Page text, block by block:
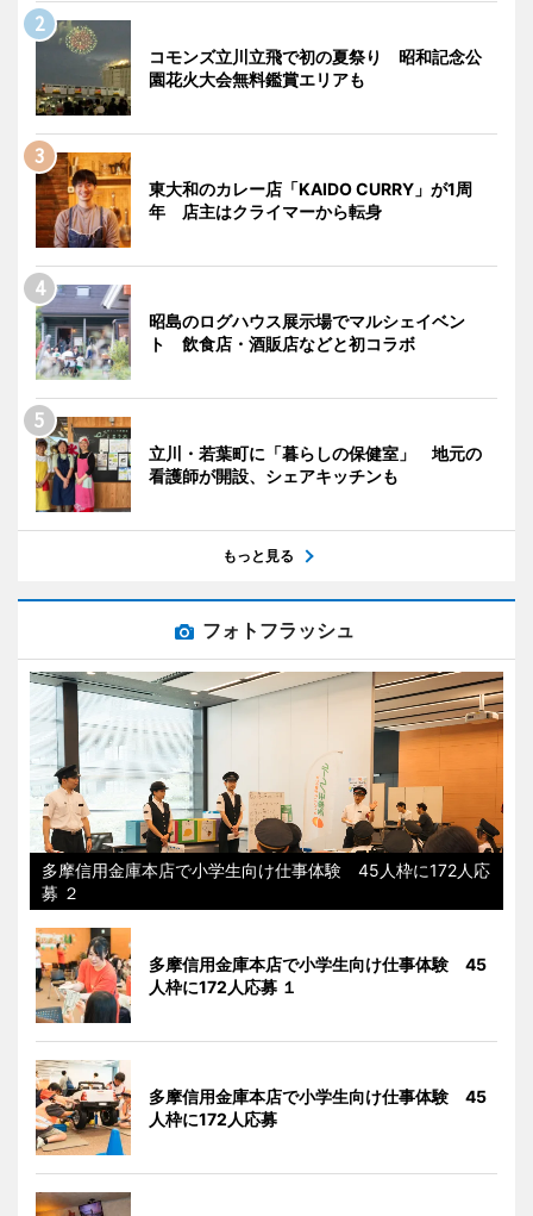
コモンズ立川立飛で初の夏祭り 昭和記念公
園花火大会無料鑑賞エリアも
東大和のカレー店「KAIDO CURRY」が1周
年 店主はクライマーから転身
昭島のログハウス展示場でマルシェイベン
ト 飲食店・酒販店などと初コラボ
立川・若葉町に「暮らしの保健室」 地元の
看護師が開設、シェアキッチンも
もっと見る
フォトフラッシュ
多摩信用金庫本店で小学生向け仕事体験 45人枠に172人応
募 ２
多摩信用金庫本店で小学生向け仕事体験 45
人枠に172人応募 １
多摩信用金庫本店で小学生向け仕事体験 45
人枠に172人応募